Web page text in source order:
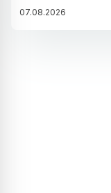
07.08.2026